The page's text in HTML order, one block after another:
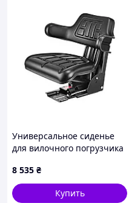
Универсальное сиденье
для вилочного погрузчика
сиденья для трактора,
сиденья для трактора,
сиденья для
8 535 ₴
Купить